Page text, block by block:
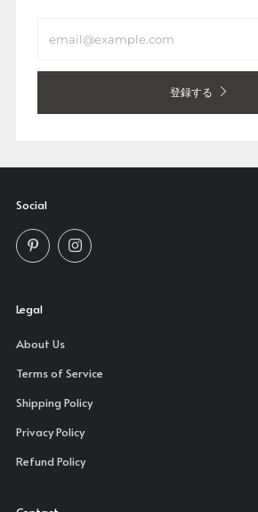
登録する
Social
PinterestInstagram
Legal
About Us
Terms of Service
Shipping Policy
Privacy Policy
Refund Policy